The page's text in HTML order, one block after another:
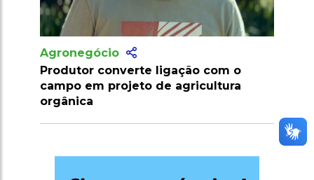
Agronegócio
Produtor converte ligação com o
campo em projeto de agricultura
orgânica